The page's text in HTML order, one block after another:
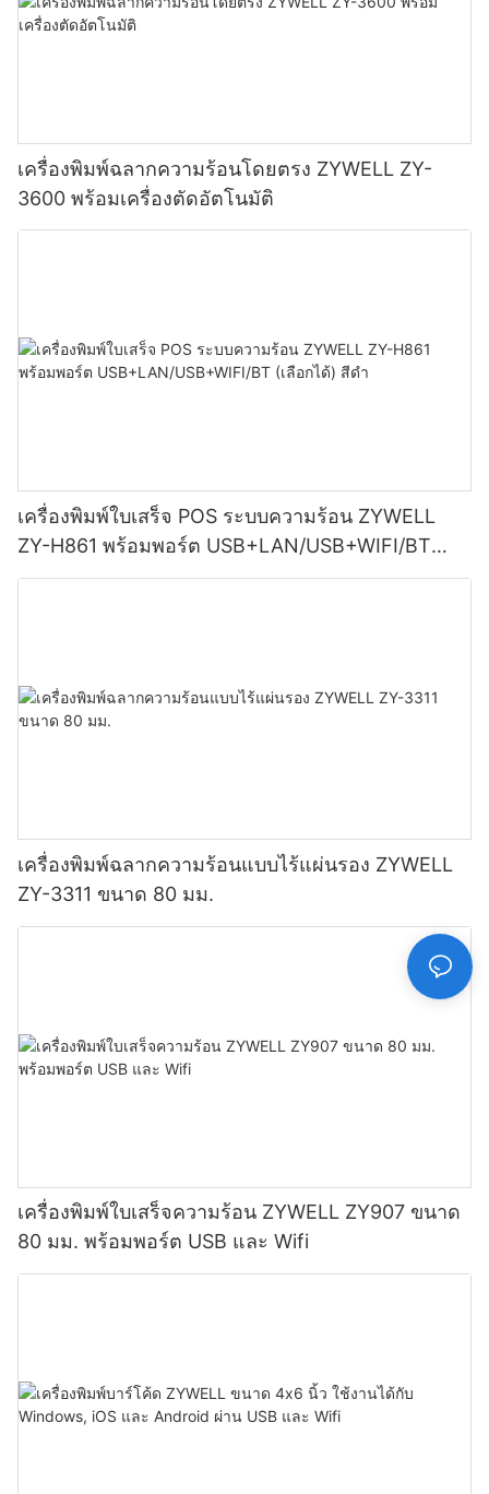
เครื่องพิมพ์ฉลากความร้อนโดยตรง ZYWELL ZY-
3600 พร้อมเครื่องตัดอัตโนมัติ
เครื่องพิมพ์ใบเสร็จ POS ระบบความร้อน ZYWELL
ZY-H861 พร้อมพอร์ต USB+LAN/USB+WIFI/BT
(เลือกได้) สีดำ
เครื่องพิมพ์ฉลากความร้อนแบบไร้แผ่นรอง ZYWELL
ZY-3311 ขนาด 80 มม.
เครื่องพิมพ์ใบเสร็จความร้อน ZYWELL ZY907 ขนาด
80 มม. พร้อมพอร์ต USB และ Wifi